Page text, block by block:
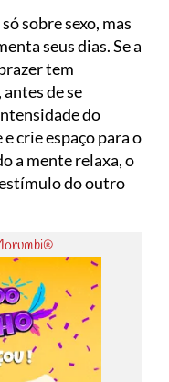
sobre sexo, mas
seus dias. Se a
tem
de se
do
crie espaço para o
a mente relaxa, o
do outro